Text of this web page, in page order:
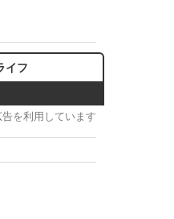
イフ
を利用しています